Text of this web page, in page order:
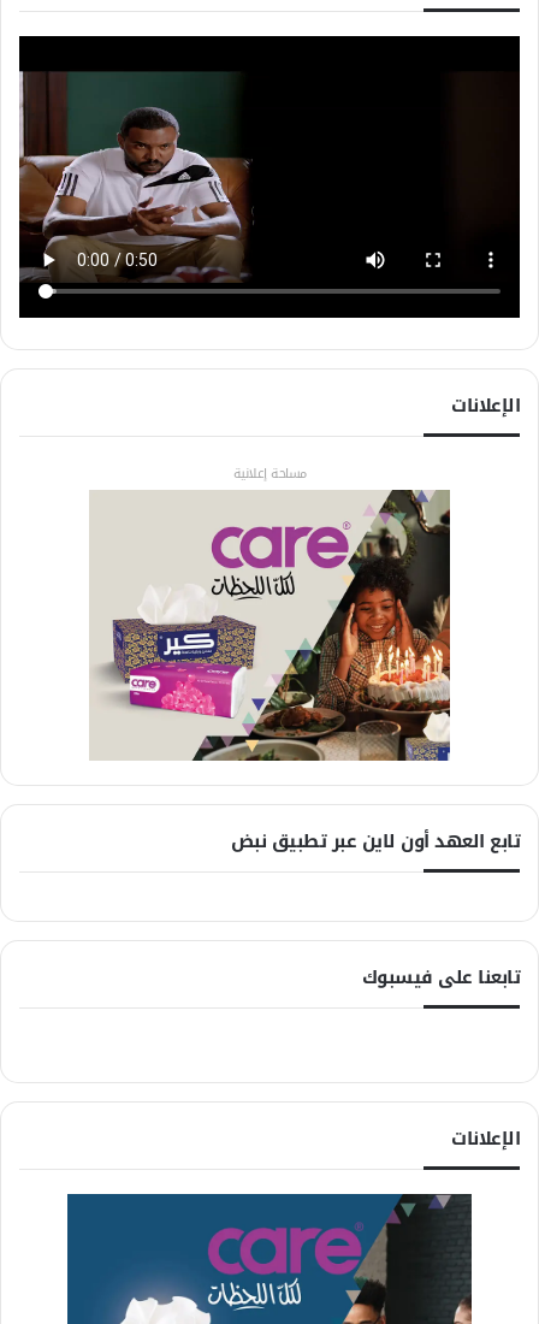
الإعلانات
مساحة إعلانية
تابع العهد أون لاين عبر تطبيق نبض
تابعنا على فيسبوك
الإعلانات